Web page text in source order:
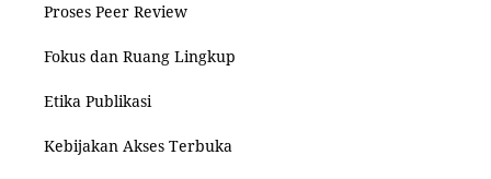
Proses Peer Review
Fokus dan Ruang Lingkup
Etika Publikasi
Kebijakan Akses Terbuka